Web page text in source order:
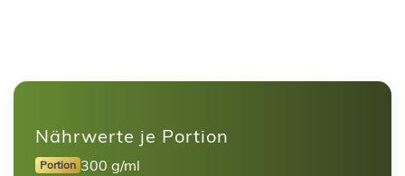
Nährwerte je Portion
Portion 300 g/ml